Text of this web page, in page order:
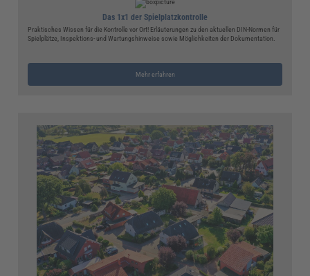
Das 1x1 der Spielplatzkontrolle
Praktisches Wissen für die Kontrolle vor Ort! Erläuterungen zu den aktuellen DIN-Normen für
Spielplätze, Inspektions- und Wartungshinweise sowie Möglichkeiten der Dokumentation.
Mehr erfahren